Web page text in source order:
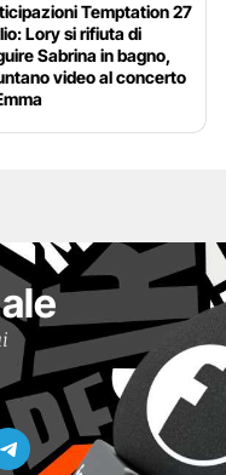
Temptation 27
Lory si rifiuta di
Sabrina in bagno,
video al concerto